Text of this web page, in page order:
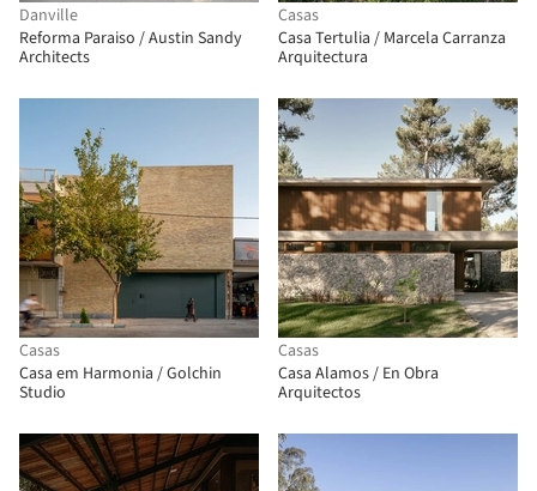
Danville
Reforma Paraiso / Austin Sandy
Architects
Casas
Casa Tertulia / Marcela Carranza
Arquitectura
Casas
Casa em Harmonia / Golchin
Studio
Casas
Casa Alamos / En Obra
Arquitectos